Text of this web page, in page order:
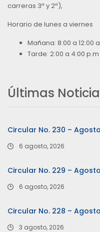
carreras 3ª y 2ª),
Horario de lunes a viernes
Mañana: 8:00 a 12:00
Tarde: 2:00 a 4:00 p.m
Últimas
Circular No. 230 –
6 agosto, 2026
Circular No. 229 –
6 agosto, 2026
Circular No. 228 –
3 agosto, 2026